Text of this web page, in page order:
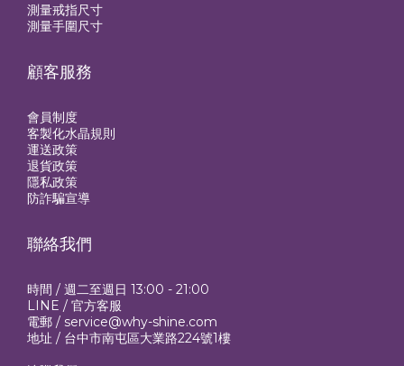
測量戒指尺寸
測量手圍尺寸
顧客服務
會員制度
客製化水晶規則
運送政策
退貨政策
隱私政策
防詐騙宣導
聯絡我們
時間 / 週二至週日 13:00 - 21:00
LINE / 官方客服
電郵 / service@why-shine.com
地址 / 台中市南屯區大業路224號1樓